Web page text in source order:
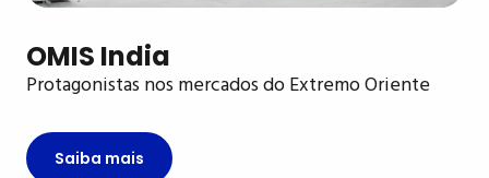
OMIS India
Protagonistas nos mercados do Extremo Oriente
Saiba mais